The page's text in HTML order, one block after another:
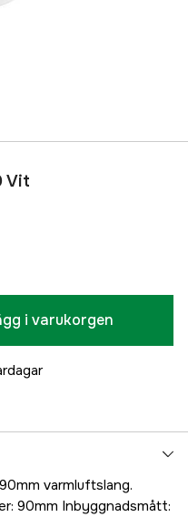
Vit
i varukorgen
varmluftslang.
90mm Inbyggnadsmått: